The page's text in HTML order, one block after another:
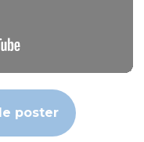
poster